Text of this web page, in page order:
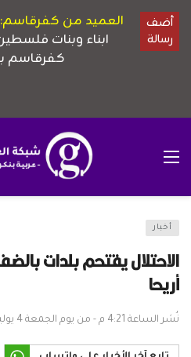
أخبار
أريحا
نُشر الساعة 4:21 م - من يوم الجمعة 4 يوليو / تموز 2025